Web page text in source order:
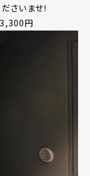
さいませ！
円